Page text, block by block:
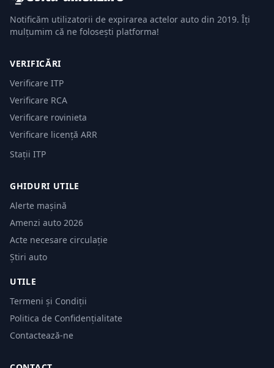
Notificăm utilizatorii de expirarea actelor auto din 2019. Îți
mulțumim că ne folosești platforma!
VERIFICĂRI
Verificare ITP
Verificare RCA
Verificare rovinieta
Verificare licență ARR
Stații ITP
GHIDURI UTILE
Alerte mașină
Amenzi auto 2026
Acte necesare circulație
Știri auto
UTILE
Termeni și Condiții
Politica de Confidențialitate
Contactează-ne